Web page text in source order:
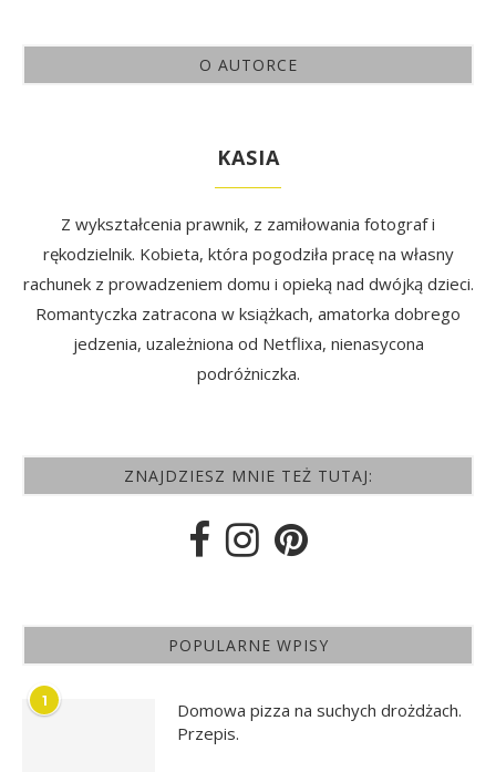
O AUTORCE
KASIA
Z wykształcenia prawnik, z zamiłowania fotograf i
rękodzielnik. Kobieta, która pogodziła pracę na własny
rachunek z prowadzeniem domu i opieką nad dwójką dzieci.
Romantyczka zatracona w książkach, amatorka dobrego
jedzenia, uzależniona od Netflixa, nienasycona
podróżniczka.
ZNAJDZIESZ MNIE TEŻ TUTAJ:
POPULARNE WPISY
1
Domowa pizza na suchych drożdżach.
Przepis.